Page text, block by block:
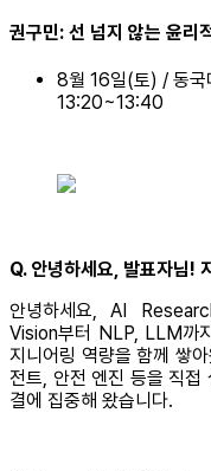
권구민: 선 넘지 않는 윤리
8월 16일(토) / 동국
13:20~13:40
Q. 안녕하세요, 발표자님!
안녕하세요, AI
Vision부터 NLP, LLM까
지니어링 역량을 함께 쌓
전트, 안전 엔진 등을 직접
결에 집중해 왔습니다.